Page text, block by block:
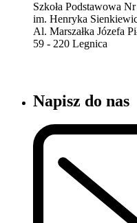
Szkoła Podstawowa
im. Henryka
Al. Marszałka Józefa
59 - 220 Legnica
Napisz do nas